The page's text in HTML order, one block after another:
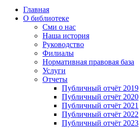
Главная
О библиотеке
Сми о нас
Наша история
Руководство
Филиалы
Нормативная правовая база
Услуги
Отчеты
Публичный отчёт 2019
Публичный отчёт 2020
Публичный отчёт 2021
Публичный отчёт 2022
Публичный отчёт 2023